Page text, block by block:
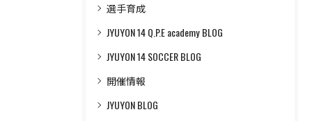
選手育成
JYUYON 14 Q.P.E academy BLOG
JYUYON 14 SOCCER BLOG
開催情報
JYUYON BLOG